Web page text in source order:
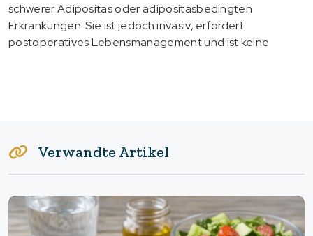
schwerer Adipositas oder adipositasbedingten
Erkrankungen. Sie ist jedoch invasiv, erfordert
postoperatives Lebensmanagement und ist keine
Verwandte Artikel